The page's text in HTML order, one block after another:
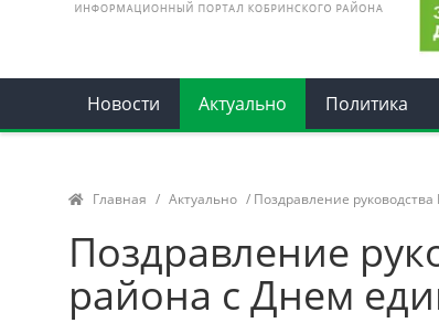
Новости Актуально Политика
Главная / Актуально / Поздравление
Поздравление
района с Днем